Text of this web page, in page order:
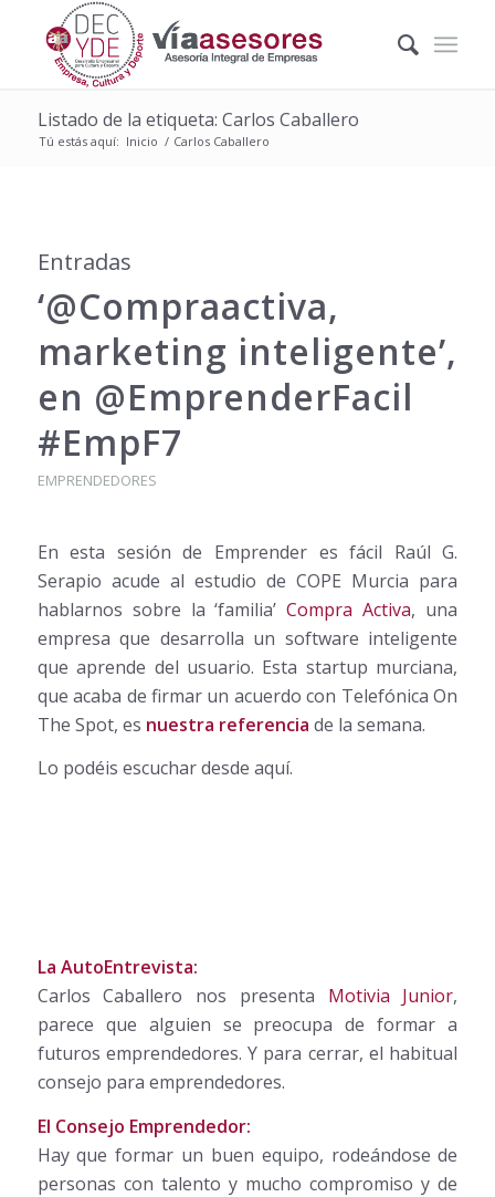
Listado de la etiqueta: Carlos Caballero
Tú estás aquí: Inicio / Carlos Caballero
Entradas
‘@Compraactiva,
marketing inteligente’,
en @EmprenderFacil
#EmpF7
EMPRENDEDORES
En esta sesión de Emprender es fácil Raúl G.
Serapio acude al estudio de COPE Murcia para
hablarnos sobre la ‘familia’Compra Activa, una
empresa que desarrolla un software inteligente
que aprende del usuario. Esta startup murciana,
que acaba de firmar un acuerdo con Telefónica On
The Spot, es nuestra referencia de la semana.
Lo podéis escuchar desde aquí.
La AutoEntrevista:
Carlos Caballero nos presenta Motivia Junior,
parece que alguien se preocupa de formar a
futuros emprendedores. Y para cerrar, el habitual
consejo para emprendedores.
El Consejo Emprendedor:
Hay que formar un buen equipo, rodeándose de
personas con talento y mucho compromiso y de